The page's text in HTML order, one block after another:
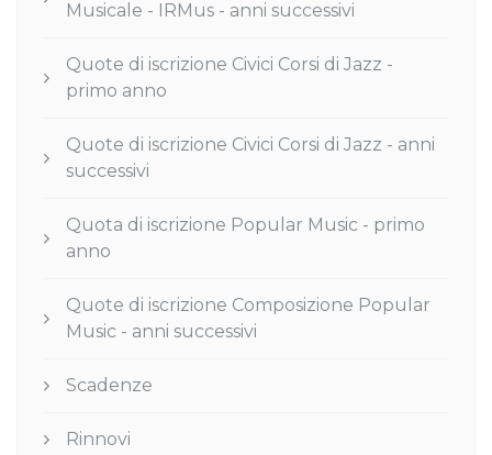
Musicale - IRMus - anni successivi
Quote di iscrizione Civici Corsi di Jazz -
primo anno
Quote di iscrizione Civici Corsi di Jazz - anni
successivi
Quota di iscrizione Popular Music - primo
anno
Quote di iscrizione Composizione Popular
Music - anni successivi
Scadenze
Rinnovi